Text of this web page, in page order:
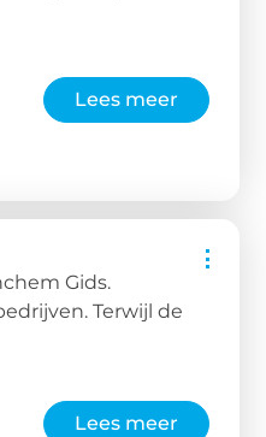
Lees meer
Gids.
Terwijl de
Lees meer